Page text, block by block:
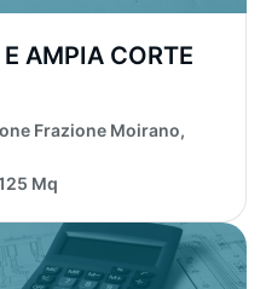
AMPIA CORTE
Frazione Moirano,
Mq